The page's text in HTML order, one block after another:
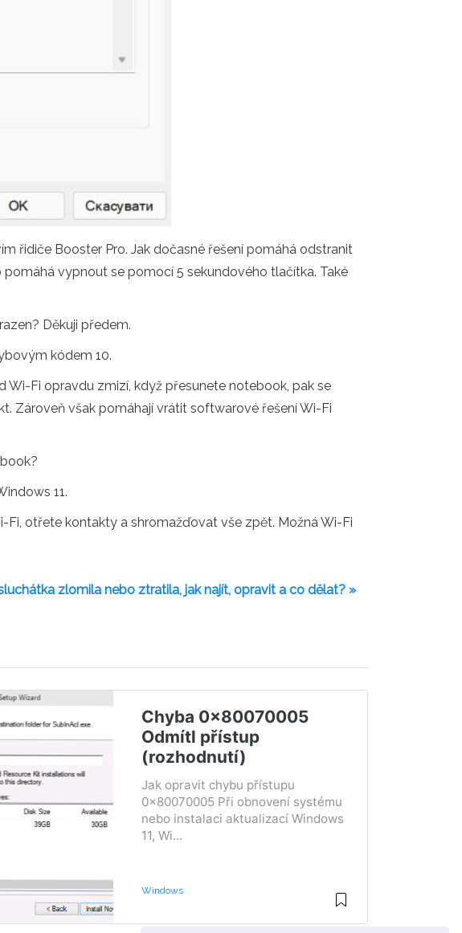
řidiče Booster Pro. Jak dočasné řešení pomáhá odstranit
vypnout se pomocí 5 sekundového tlačítka. Také
Děkuji předem.
kódem 10.
Fi opravdu zmizí, když přesunete notebook, pak se
Zároveň však pomáhají vrátit softwarové řešení Wi-Fi
11.
otřete kontakty a shromažďovat vše zpět. Možná Wi-Fi
zlomila nebo ztratila, jak najít, opravit a co dělat? »
Chyba 0x80070005
Odmítl přístup
(rozhodnutí)
Jak opravit chybu přístupu
0x80070005 Při obnovení systému
nebo instalaci aktualizací Windows
11, Wi...
Windows